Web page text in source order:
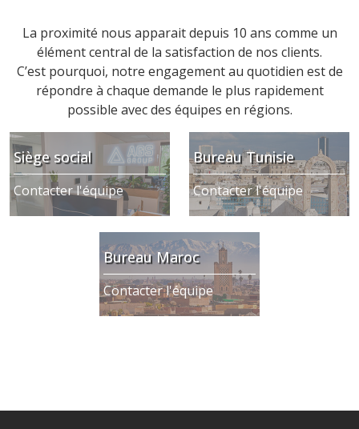
La proximité nous apparait depuis 10 ans comme un
élément central de la satisfaction de nos clients.
C’est pourquoi, notre engagement au quotidien est de
répondre à chaque demande le plus rapidement
possible avec des équipes en régions.
Siège social
Contacter l'équipe
Bureau Tunisie
Contacter l'équipe
Bureau Maroc
Contacter l'équipe